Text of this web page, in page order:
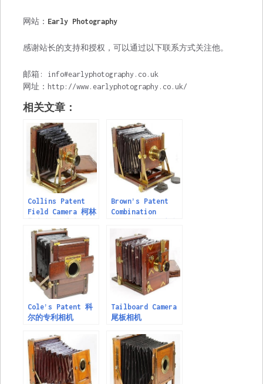
网站： Early Photography
感谢站长的支持和授权，可以通过以下联系方式关注他。
邮箱: info#earlyphotography.co.uk
网址：http://www.earlyphotography.co.uk/
相关文章：
Collins Patent
Field Camera 柯林
Brown’s Patent
Combination
组合相机
Cole’s Patent 科
尔的专利相机
Tailboard Camera
尾板相机